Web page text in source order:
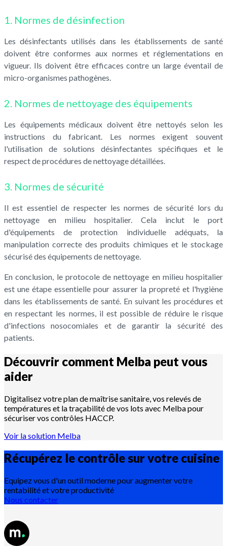
1. Normes de désinfection
Les désinfectants utilisés dans les établissements de santé
doivent être conformes aux normes et réglementations en
vigueur. Ils doivent être efficaces contre un large éventail de
micro-organismes pathogènes.
2. Normes de nettoyage des équipements
Les équipements médicaux doivent être nettoyés selon les
instructions du fabricant. Les normes exigent souvent
l'utilisation de solutions désinfectantes spécifiques et le
respect de procédures de nettoyage détaillées.
3. Normes de sécurité
Il est essentiel de respecter les normes de sécurité lors du
nettoyage en milieu hospitalier. Cela inclut le port
d'équipements de protection individuelle adéquats, la
manipulation correcte des produits chimiques et le stockage
sécurisé des équipements de nettoyage.
En conclusion, le protocole de nettoyage en milieu hospitalier
est une étape essentielle pour assurer la propreté et l'hygiène
dans les établissements de santé. En suivant les procédures et
en respectant les normes, il est possible de réduire le risque
d'infections nosocomiales et de garantir la sécurité des
patients.
Découvrir comment Melba peut vous
aider
Digitalisez votre plan de maîtrise sanitaire, vos relevés de
températures et la traçabilité de vos lots avec Melba pour
sécuriser vos contrôles HACCP.
Voir la solution Melba
Récupérez le contrôle sur votre cuisine
Equipez vous d'un outil moderne pour augmenter votre
rentabilité et votre productivité
Nous contacter